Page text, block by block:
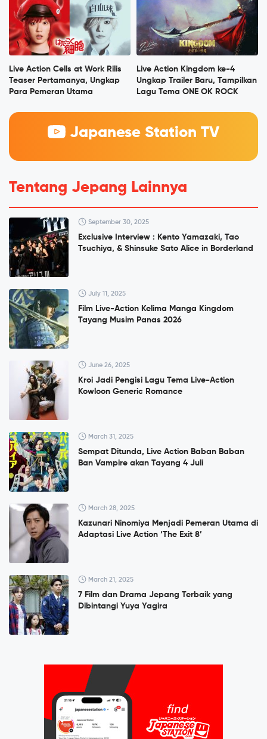
Live Action Cells at Work Rilis
Teaser Pertamanya, Ungkap
Para Pemeran Utama
Live Action Kingdom ke-4
Ungkap Trailer Baru, Tampilkan
Lagu Tema ONE OK ROCK
Japanese Station TV
Tentang Jepang Lainnya
September 30, 2025
Exclusive Interview : Kento Yamazaki, Tao
Tsuchiya, & Shinsuke Sato Alice in Borderland
July 11, 2025
Film Live-Action Kelima Manga Kingdom
Tayang Musim Panas 2026
June 26, 2025
Kroi Jadi Pengisi Lagu Tema Live-Action
Kowloon Generic Romance
March 31, 2025
Sempat Ditunda, Live Action Baban Baban
Ban Vampire akan Tayang 4 Juli
March 28, 2025
Kazunari Ninomiya Menjadi Pemeran Utama di
Adaptasi Live Action ‘The Exit 8’
March 21, 2025
7 Film dan Drama Jepang Terbaik yang
Dibintangi Yuya Yagira